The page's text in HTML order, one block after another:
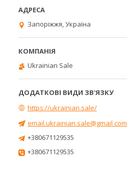
Запоріжжя, Україна
Ukrainian Sale
https://ukrainian.sale/
email.ukrainian.sale@gmail.com
+380671129535
+380671129535